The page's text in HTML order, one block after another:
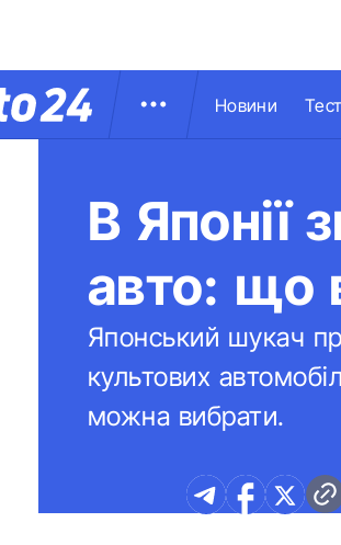
Новини
В Японії
авто: що
Японський шукач
культових
можна вибрати.